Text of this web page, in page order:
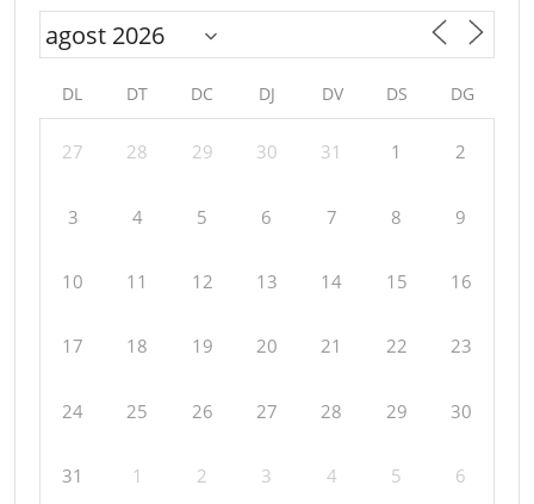
DL DT DC DJ DV DS DG
27 28 29 30 31 1 2
3 4 5 6 7 8 9
10 11 12 13 14 15 16
17 18 19 20 21 22 23
24 25 26 27 28 29 30
31 1 2 3 4 5 6